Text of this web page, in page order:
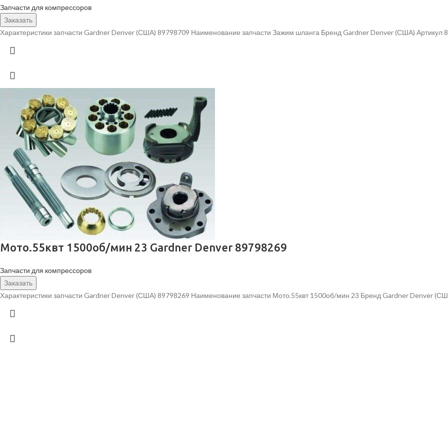
Запчасти для компрессоров
Заказать
Характеристики запчасти Gardner Denver (США) 89798709 Наименование запчасти Зажим шланга Бренд Gardner Denver (США) Артикул
Мото.55квт 1500об/мин 23 Gardner Denver 89798269
Запчасти для компрессоров
Заказать
Характеристики запчасти Gardner Denver (США) 89798269 Наименование запчасти Мото.55квт 1500об/мин 23 Бренд Gardner Denver